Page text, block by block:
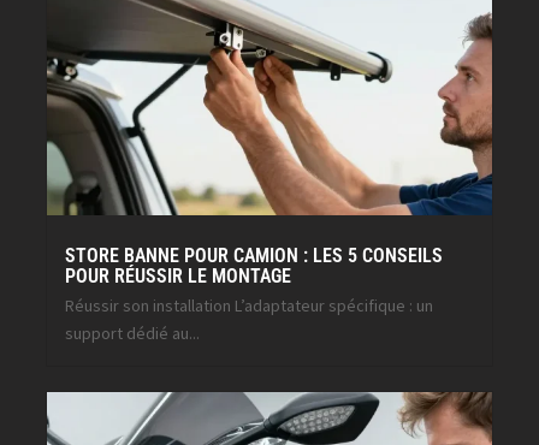
STORE BANNE POUR CAMION : LES 5 CONSEILS
POUR RÉUSSIR LE MONTAGE
Réussir son installation L’adaptateur spécifique : un
support dédié au...